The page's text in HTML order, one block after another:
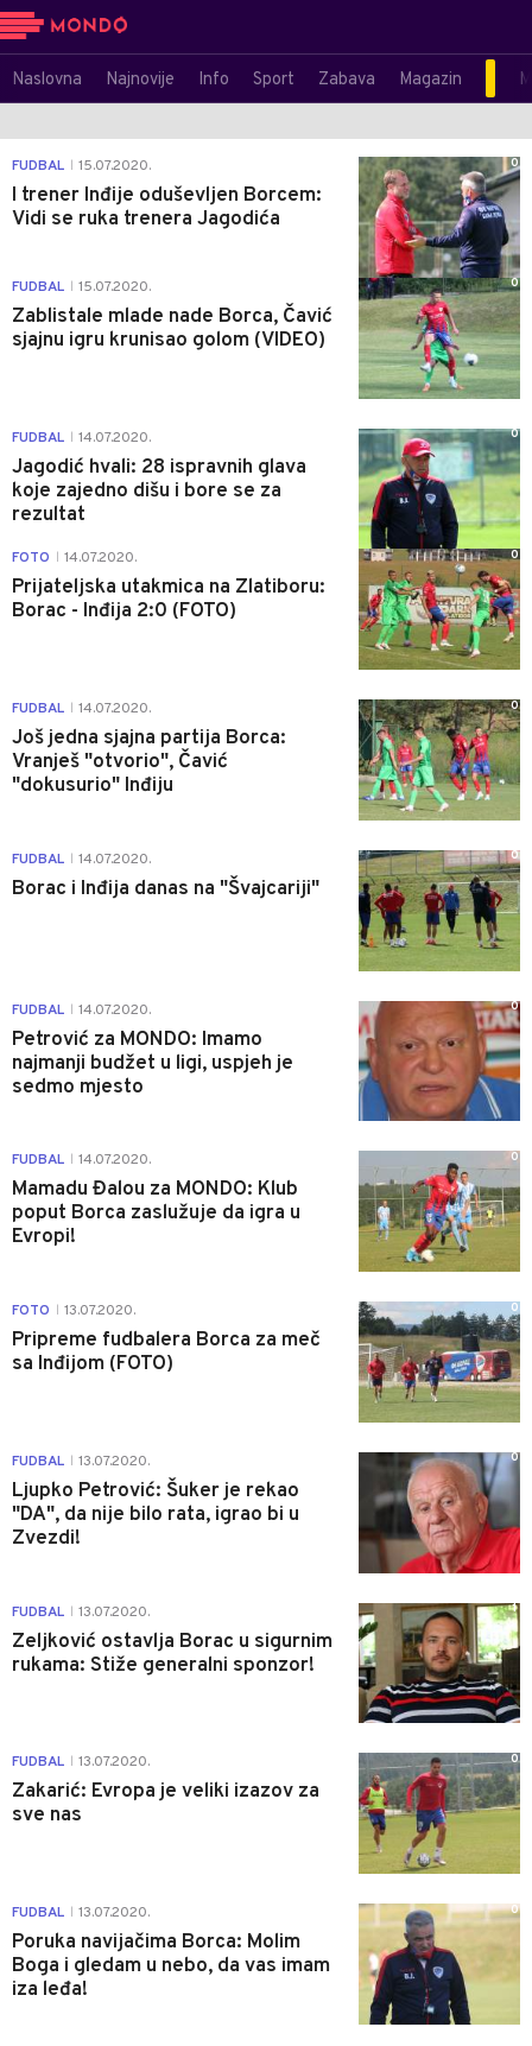
Naslovna Najnovije Info Sport Zabava Magazin
FUDBAL 15.07.2020.
I trener Inđije oduševljen Borcem:
Vidi se ruka trenera Jagodića
0
FUDBAL 15.07.2020.
Zablistale mlade nade Borca, Čavić
sjajnu igru krunisao golom (VIDEO)
0
FUDBAL 14.07.2020.
Jagodić hvali: 28 ispravnih glava
koje zajedno dišu i bore se za
rezultat
0
FOTO 14.07.2020.
Prijateljska utakmica na Zlatiboru:
Borac - Inđija 2:0 (FOTO)
0
FUDBAL 14.07.2020.
Još jedna sjajna partija Borca:
Vranješ "otvorio", Čavić
"dokusurio" Inđiju
0
FUDBAL 14.07.2020.
Borac i Inđija danas na "Švajcariji"
0
FUDBAL 14.07.2020.
Petrović za MONDO: Imamo
najmanji budžet u ligi, uspjeh je
sedmo mjesto
0
FUDBAL 14.07.2020.
Mamadu Đalou za MONDO: Klub
poput Borca zaslužuje da igra u
Evropi!
0
FOTO 13.07.2020.
Pripreme fudbalera Borca za meč
sa Inđijom (FOTO)
0
FUDBAL 13.07.2020.
Ljupko Petrović: Šuker je rekao
"DA", da nije bilo rata, igrao bi u
Zvezdi!
0
FUDBAL 13.07.2020.
Zeljković ostavlja Borac u sigurnim
rukama: Stiže generalni sponzor!
1
FUDBAL 13.07.2020.
Zakarić: Evropa je veliki izazov za
sve nas
0
FUDBAL 13.07.2020.
Poruka navijačima Borca: Molim
Boga i gledam u nebo, da vas imam
iza leđa!
0